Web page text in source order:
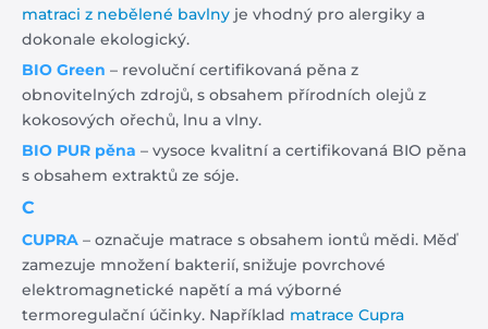
matraci z nebělené bavlny je vhodný pro alergiky a
dokonale ekologický.
BIO Green – revoluční certifikovaná pěna z
obnovitelných zdrojů, s obsahem přírodních olejů z
kokosových ořechů, lnu a vlny.
BIO PUR pěna – vysoce kvalitní a certifikovaná BIO pěna
s obsahem extraktů ze sóje.
C
CUPRA – označuje matrace s obsahem iontů mědi. Měď
zamezuje množení bakterií, snižuje povrchové
elektromagnetické napětí a má výborné
termoregulační účinky. Například matrace Cupra